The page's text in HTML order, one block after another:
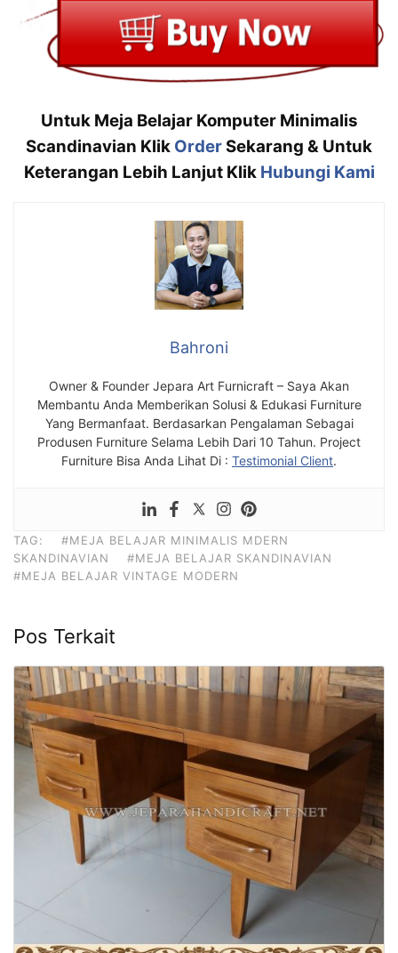
Untuk Meja Belajar Komputer Minimalis
Scandinavian Klik OrderSekarang & Untuk
Keterangan Lebih Lanjut Klik Hubungi Kami
Bahroni
Owner & Founder Jepara Art Furnicraft – Saya Akan
Membantu Anda Memberikan Solusi & Edukasi Furniture
Yang Bermanfaat. Berdasarkan Pengalaman Sebagai
Produsen Furniture Selama Lebih Dari 10 Tahun. Project
Furniture Bisa Anda Lihat Di : Testimonial Client.
TAG:
#MEJA BELAJAR MINIMALIS MDERN
SKANDINAVIAN
#MEJA BELAJAR SKANDINAVIAN
#MEJA BELAJAR VINTAGE MODERN
Pos Terkait